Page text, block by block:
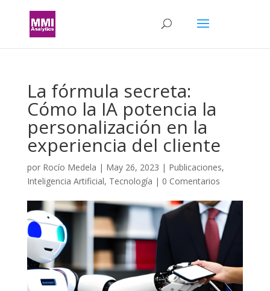
La fórmula secreta:
Cómo la IA potencia la
personalización en la
experiencia del cliente
por Rocío Medela | May 26, 2023 | Publicaciones,
Inteligencia Artificial, Tecnología | 0 Comentarios